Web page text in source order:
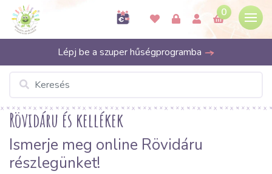
0
Lépj be a szuper hűségprogramba
Rövidáru és kellékek
Ismerje meg online Rövidáru
részlegünket!